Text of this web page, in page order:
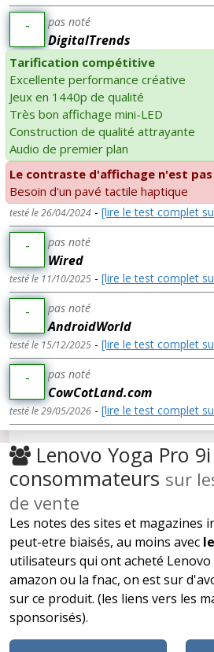
- pas noté
DigitalTrends
Tarification compétitive
Excellente performance créative
Jeux en 1440p de qualité
Très bon affichage mini-LED
Construction de qualité attrayante
Audio de premier plan
Le contraste d'affichage n'est
Besoin d'un pavé tactile haptique
testé le 26/04/2024 - [lire le test complet
- pas noté
Wired
testé le 11/10/2025 - [lire le test complet
- pas noté
AndroidWorld
testé le 15/12/2025 - [lire le test complet
- pas noté
CowCotLand.com
testé le 29/05/2026 - [lire le test complet
Lenovo Yoga Pro
consommateurs sur
de vente
Les notes des sites et magazines
peut-etre biaisés, au moins avec
utilisateurs qui ont acheté Lenovo
amazon ou la fnac, on est sur
sur ce produit. (les liens vers les
sponsorisés).